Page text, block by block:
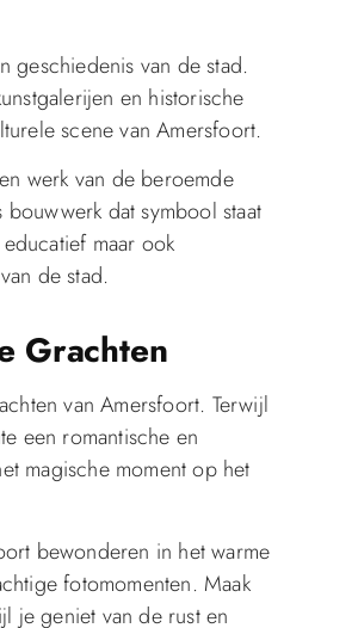
geschiedenis van de stad.
en historische
scene van Amersfoort.
werk van de beroemde
dat symbool staat
maar ook
de stad.
Grachten
van Amersfoort. Terwijl
een romantische en
magische moment op het
bewonderen in het warme
fotomomenten. Maak
je geniet van de rust en